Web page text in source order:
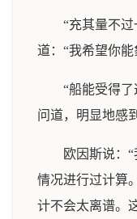
“充其量不
道：“我希望你
“船能受得
问道，明显地感
欧因斯说：
情况进行过计算
计不会太离谱。